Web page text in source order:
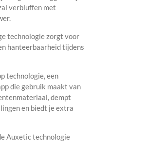
verbluffen met
technologie zorgt voor
hanteerbaarheid tijdens
technologie, een
die gebruik maakt van
dempt
en biedt je extra
Auxetic technologie